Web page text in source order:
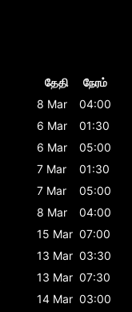
தேதி
நேரம்
8 Mar
04:00
6 Mar
01:30
6 Mar
05:00
7 Mar
01:30
7 Mar
05:00
8 Mar
04:00
15 Mar 07:00
13 Mar 03:30
13 Mar 07:30
14 Mar 03:00